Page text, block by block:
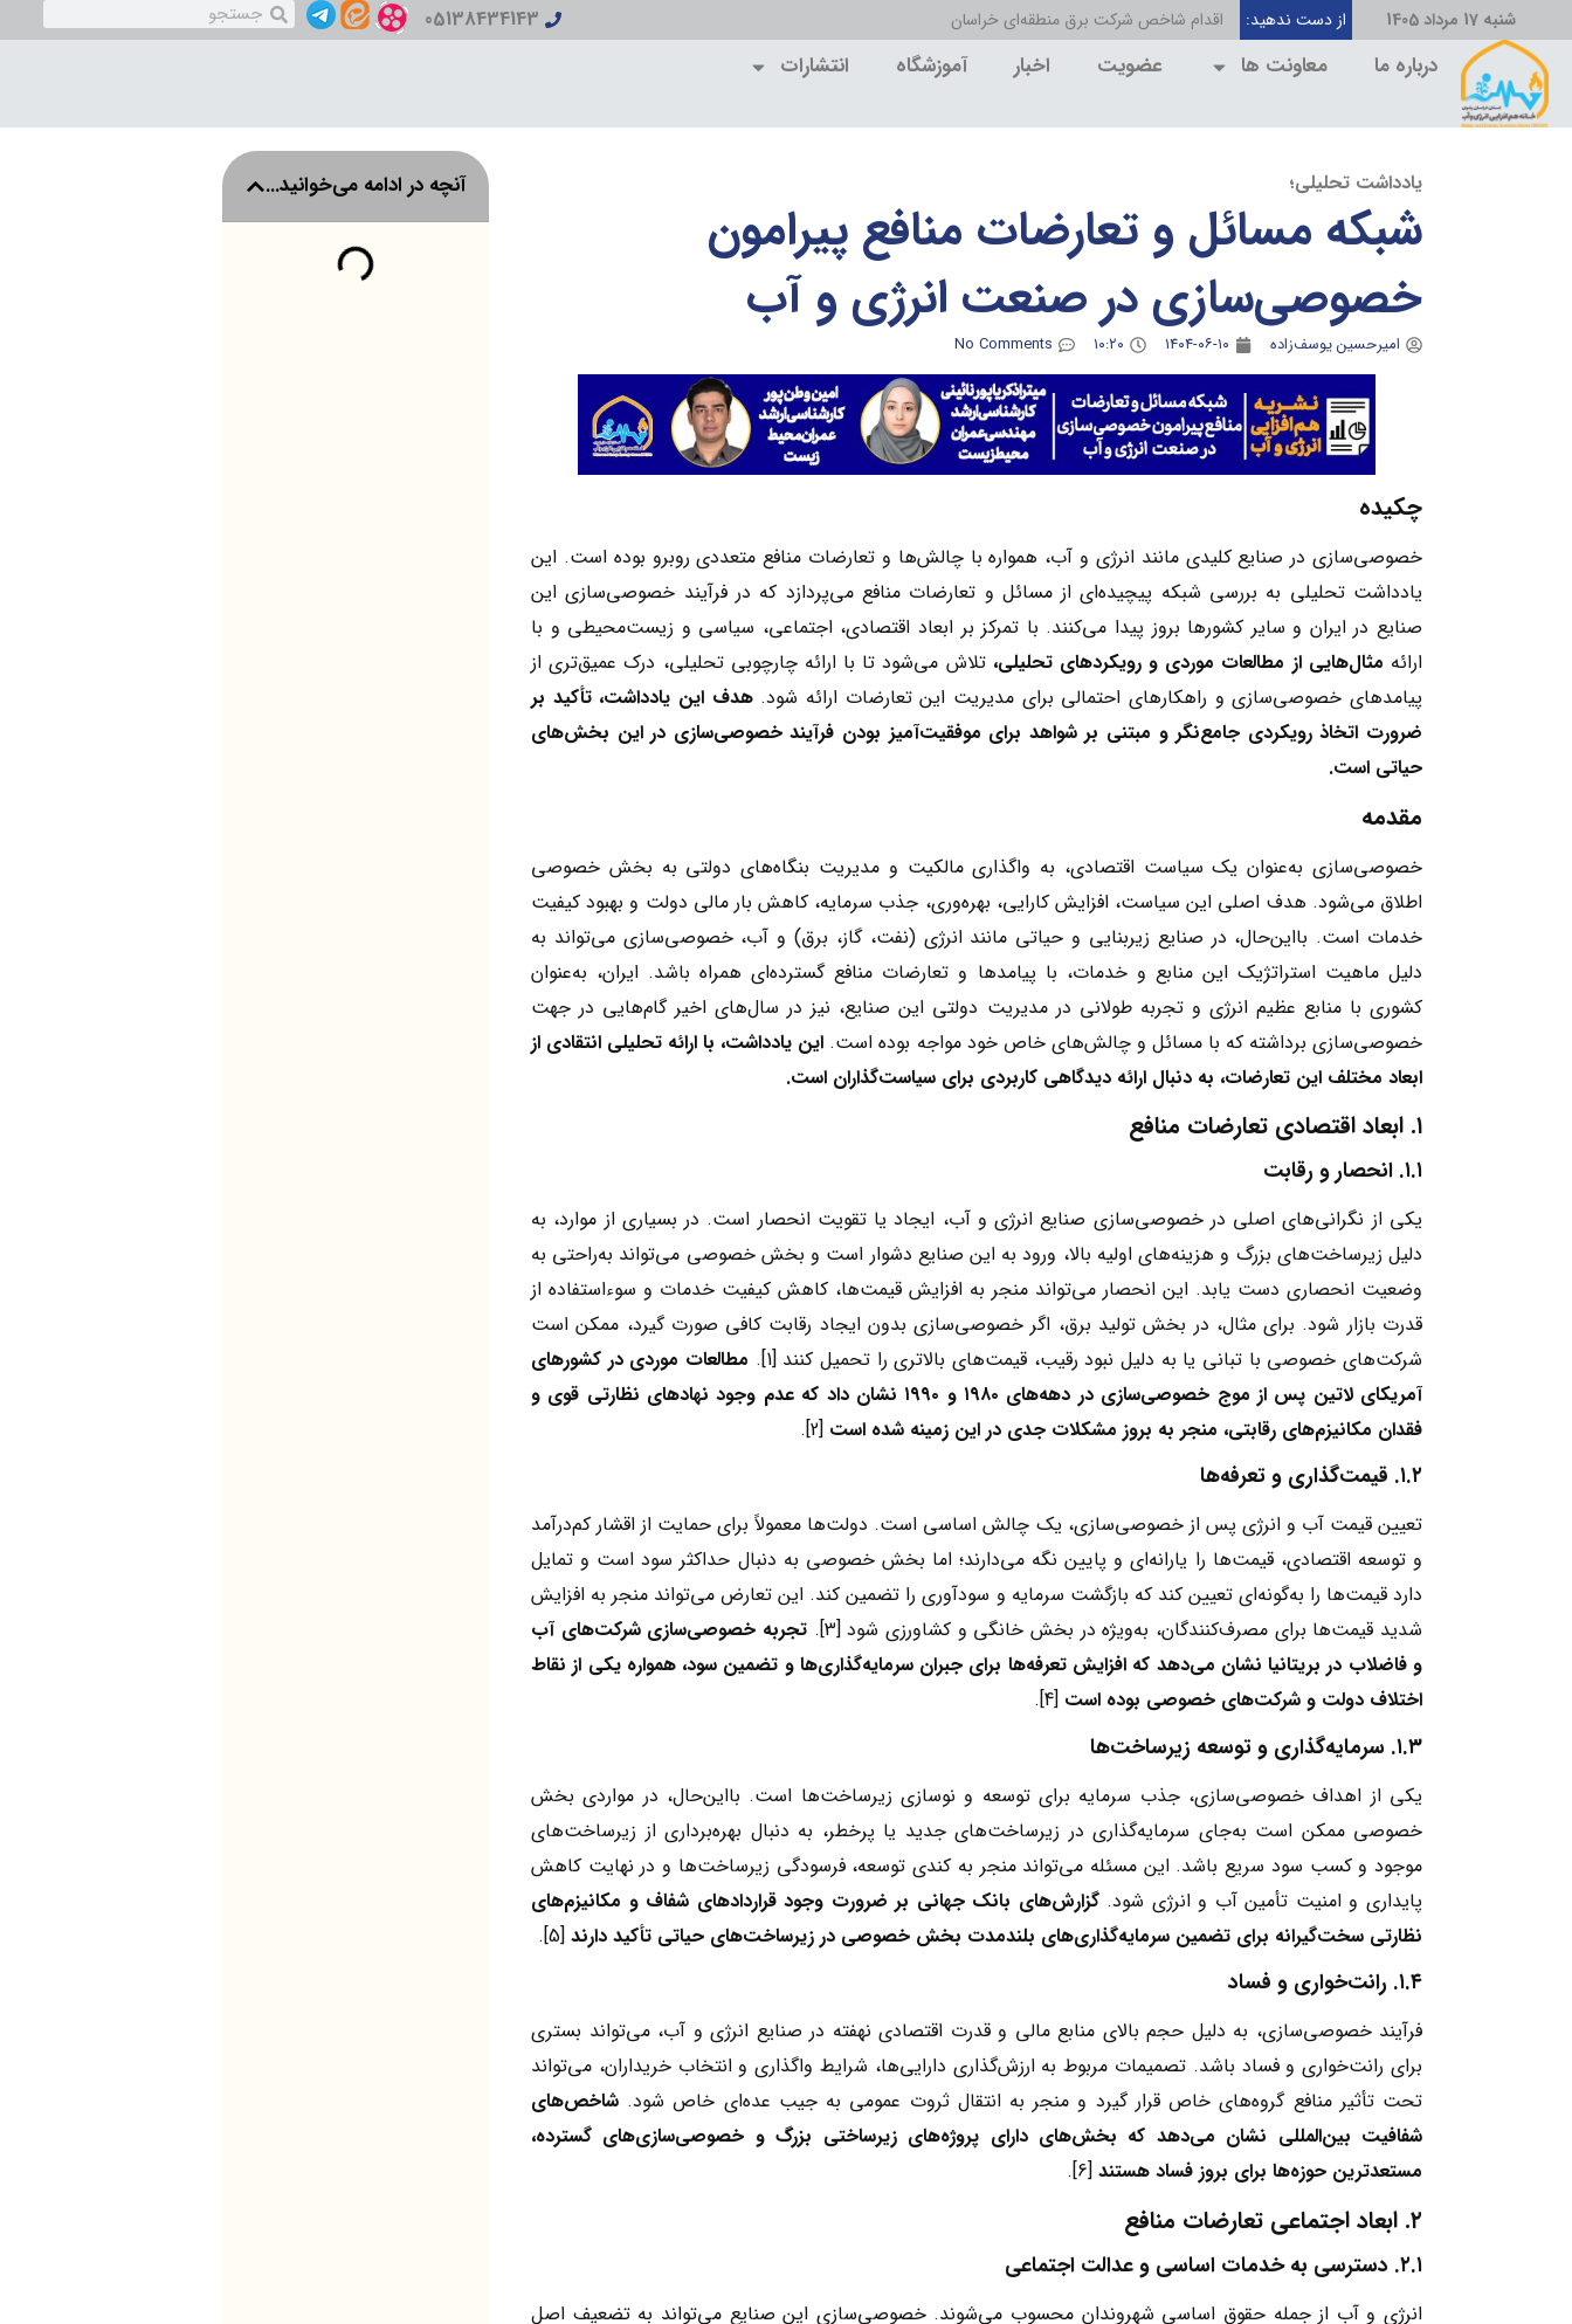
شنبه 17 مرداد 1405 از دست ندهید: اقدام شاخص شرکت برق منطقه‌ای خراسان 05138434143
درباره ما معاونت ها عضویت اخبار آموزشگاه انتشارات
یادداشت تحلیلی؛
شبکه مسائل و تعارضات منافع پیرامون
خصوصی‌سازی در صنعت انرژی و آب
امیرحسین یوسف‌زاده ۱۴۰۴-۰۶-۱۰ ۱۰:۲۰ No Comments
چکیده
خصوصی‌سازی در صنایع کلیدی مانند انرژی و آب، همواره با چالش‌ها و تعارضات منافع متعددی روبرو بوده است. این
یادداشت تحلیلی به بررسی شبکه پیچیده‌ای از مسائل و تعارضات منافع می‌پردازد که در فرآیند خصوصی‌سازی این
صنایع در ایران و سایر کشورها بروز پیدا می‌کنند. با تمرکز بر ابعاد اقتصادی، اجتماعی، سیاسی و زیست‌محیطی و با
ارائه مثال‌هایی از مطالعات موردی و رویکردهای تحلیلی، تلاش می‌شود تا با ارائه چارچوبی تحلیلی، درک عمیق‌تری از
پیامدهای خصوصی‌سازی و راهکارهای احتمالی برای مدیریت این تعارضات ارائه شود.هدف این یادداشت، تأکید بر
ضرورت اتخاذ رویکردی جامع‌نگر و مبتنی بر شواهد برای موفقیت‌آمیز بودن فرآیند خصوصی‌سازی در این بخش‌های
حیاتی است.
مقدمه
خصوصی‌سازی به‌عنوان یک سیاست اقتصادی، به واگذاری مالکیت و مدیریت بنگاه‌های دولتی به بخش خصوصی
اطلاق می‌شود. هدف اصلی این سیاست، افزایش کارایی، بهره‌وری، جذب سرمایه، کاهش بار مالی دولت و بهبود کیفیت
خدمات است. بااین‌حال، در صنایع زیربنایی و حیاتی مانند انرژی (نفت، گاز، برق) و آب، خصوصی‌سازی می‌تواند به
دلیل ماهیت استراتژیک این منابع و خدمات، با پیامدها و تعارضات منافع گسترده‌ای همراه باشد. ایران، به‌عنوان
کشوری با منابع عظیم انرژی و تجربه طولانی در مدیریت دولتی این صنایع، نیز در سال‌های اخیر گام‌هایی در جهت
خصوصی‌سازی برداشته که با مسائل و چالش‌های خاص خود مواجه بوده است. این یادداشت، با ارائه تحلیلی انتقادی از
ابعاد مختلف این تعارضات، به دنبال ارائه دیدگاهی کاربردی برای سیاست‌گذاران است.
۱. ابعاد اقتصادی تعارضات منافع
۱.۱. انحصار و رقابت
یکی از نگرانی‌های اصلی در خصوصی‌سازی صنایع انرژی و آب، ایجاد یا تقویت انحصار است. در بسیاری از موارد، به
دلیل زیرساخت‌های بزرگ و هزینه‌های اولیه بالا، ورود به این صنایع دشوار است و بخش خصوصی می‌تواند به‌راحتی به
وضعیت انحصاری دست یابد. این انحصار می‌تواند منجر به افزایش قیمت‌ها، کاهش کیفیت خدمات و سوءاستفاده از
قدرت بازار شود. برای مثال، در بخش تولید برق، اگر خصوصی‌سازی بدون ایجاد رقابت کافی صورت گیرد، ممکن است
شرکت‌های خصوصی با تبانی یا به دلیل نبود رقیب، قیمت‌های بالاتری را تحمیل کنند [1].
مطالعات موردی در کشورهای
آمریکای لاتین پس از موج خصوصی‌سازی در دهه‌های ۱۹۸۰ و ۱۹۹۰ نشان داد که عدم وجود نهادهای نظارتی قوی و
فقدان مکانیزم‌های رقابتی، منجر به بروز مشکلات جدی در این زمینه شده است [2].
۱.۲. قیمت‌گذاری و تعرفه‌ها
تعیین قیمت آب و انرژی پس از خصوصی‌سازی، یک چالش اساسی است. دولت‌ها معمولاً برای حمایت از اقشار کم‌درآمد
و توسعه اقتصادی، قیمت‌ها را یارانه‌ای و پایین نگه می‌دارند؛ اما بخش خصوصی به دنبال حداکثر سود است و تمایل
دارد قیمت‌ها را به‌گونه‌ای تعیین کند که بازگشت سرمایه و سودآوری را تضمین کند. این تعارض می‌تواند منجر به افزایش
شدید قیمت‌ها برای مصرف‌کنندگان، به‌ویژه در بخش خانگی و کشاورزی شود [3].
تجربه خصوصی‌سازی شرکت‌های آب
و فاضلاب در بریتانیا نشان می‌دهد که افزایش تعرفه‌ها برای جبران سرمایه‌گذاری‌ها و تضمین سود، همواره یکی از نقاط
اختلاف دولت و شرکت‌های خصوصی بوده است [4].
۱.۳. سرمایه‌گذاری و توسعه زیرساخت‌ها
یکی از اهداف خصوصی‌سازی، جذب سرمایه برای توسعه و نوسازی زیرساخت‌ها است. بااین‌حال، در مواردی بخش
خصوصی ممکن است به‌جای سرمایه‌گذاری در زیرساخت‌های جدید یا پرخطر، به دنبال بهره‌برداری از زیرساخت‌های
موجود و کسب سود سریع باشد. این مسئله می‌تواند منجر به کندی توسعه، فرسودگی زیرساخت‌ها و در نهایت کاهش
پایداری و امنیت تأمین آب و انرژی شود.گزارش‌های بانک جهانی بر ضرورت وجود قراردادهای شفاف و مکانیزم‌های
نظارتی سخت‌گیرانه برای تضمین سرمایه‌گذاری‌های بلندمدت بخش خصوصی در زیرساخت‌های حیاتی تأکید دارند [5].
۱.۴. رانت‌خواری و فساد
فرآیند خصوصی‌سازی، به دلیل حجم بالای منابع مالی و قدرت اقتصادی نهفته در صنایع انرژی و آب، می‌تواند بستری
برای رانت‌خواری و فساد باشد. تصمیمات مربوط به ارزش‌گذاری دارایی‌ها، شرایط واگذاری و انتخاب خریداران، می‌تواند
تحت تأثیر منافع گروه‌های خاص قرار گیرد و منجر به انتقال ثروت عمومی به جیب عده‌ای خاص شود. شاخص‌های
شفافیت بین‌المللی نشان می‌دهد که بخش‌های دارای پروژه‌های زیرساختی بزرگ و خصوصی‌سازی‌های گسترده،
مستعدترین حوزه‌ها برای بروز فساد هستند [6].
۲. ابعاد اجتماعی تعارضات منافع
۲.۱. دسترسی به خدمات اساسی و عدالت اجتماعی
انرژی و آب از جمله حقوق اساسی شهروندان محسوب می‌شوند. خصوصی‌سازی این صنایع می‌تواند به تضعیف اصل
آنچه در ادامه می‌خوانید...